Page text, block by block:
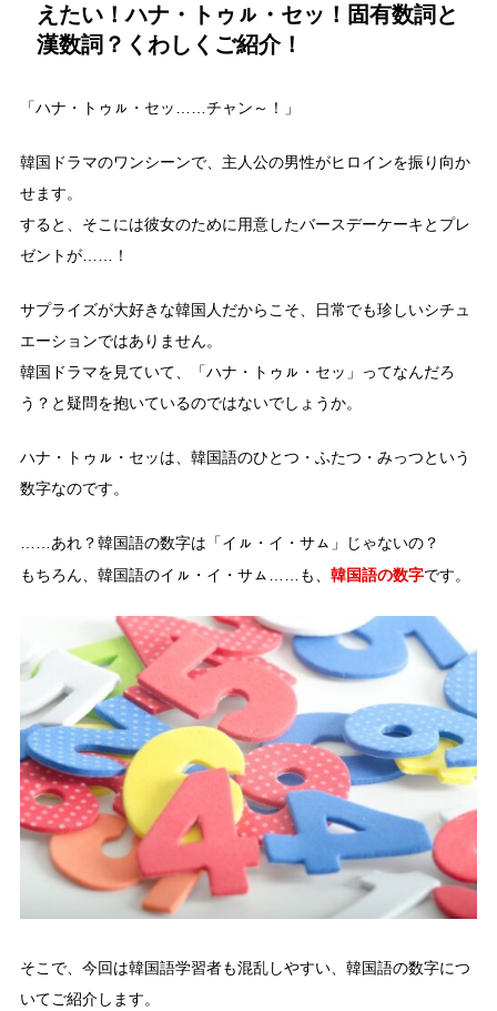
えたい！ハナ・トゥㇽ・セッ！固有数詞と
漢数詞？くわしくご紹介！
「ハナ・トゥㇽ・セッ……チャン～！」
韓国ドラマのワンシーンで、主人公の男性がヒロインを振り向か
せます。
すると、そこには彼女のために用意したバースデーケーキとプレ
ゼントが……！
サプライズが大好きな韓国人だからこそ、日常でも珍しいシチュ
エーションではありません。
韓国ドラマを見ていて、「ハナ・トゥㇽ・セッ」ってなんだろ
う？と疑問を抱いているのではないでしょうか。
ハナ・トゥㇽ・セッは、韓国語のひとつ・ふたつ・みっつという
数字なのです。
……あれ？韓国語の数字は「イㇽ・イ・サㇺ」じゃないの？
もちろん、韓国語のイㇽ・イ・サㇺ……も、 韓国語の数字です。
そこで、今回は韓国語学習者も混乱しやすい、韓国語の数字につ
いてご紹介します。